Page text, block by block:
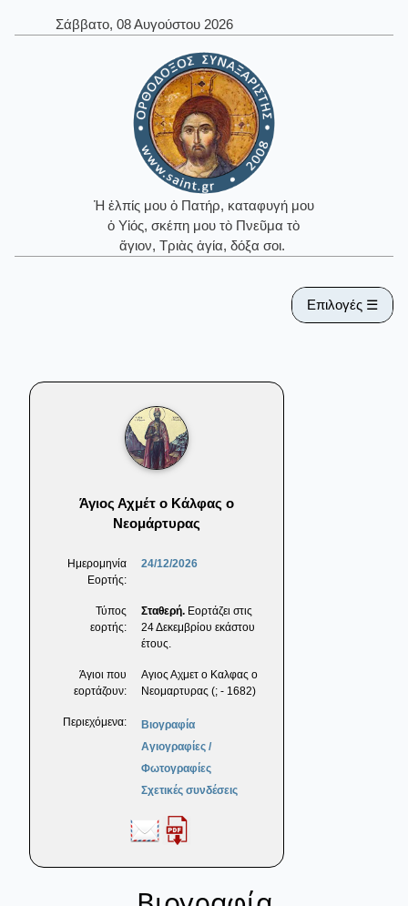
Σάββατο, 08 Αυγούστου 2026
Ἡ ἐλπίς μου ὁ Πατήρ, καταφυγή μου
ὁ Υἱός, σκέπη μου τὸ Πνεῦμα τὸ
ἅγιον, Τριὰς ἁγία, δόξα σοι.
Επιλογές ☰
Άγιος Αχμέτ ο Κάλφας ο
Νεομάρτυρας
Ημερομηνία
Εορτής:
24/12/2026
Τύπος
εορτής:
Σταθερή. Εορτάζει στις
24 Δεκεμβρίου εκάστου
έτους.
Άγιοι που
εορτάζουν:
Αγιος Αχμετ ο Καλφας ο
Νεομαρτυρας (; - 1682)
Περιεχόμενα:
Βιογραφία
Αγιογραφίες /
Φωτογραφίες
Σχετικές συνδέσεις